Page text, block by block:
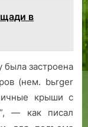
в
была застроена
(нем. bьrger
крыши с
— как писал